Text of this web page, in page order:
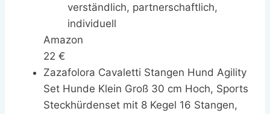
verständlich, partnerschaftlich,
individuell
ABIS-BUCH
Amazon
22 €
Zazafolora Cavaletti Stangen Hund Agility
Set Hunde Klein Groß 30 cm Hoch, Sports
Steckhürdenset mit 8 Kegel 16 Stangen,